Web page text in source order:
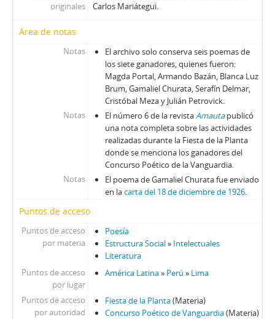
originales
Carlos Mariátegui.
Área de notas
Notas
El archivo solo conserva seis poemas de
los siete ganadores, quienes fueron:
Magda Portal, Armando Bazán, Blanca Luz
Brum, Gamaliel Churata, Serafín Delmar,
Cristóbal Meza y Julián Petrovick.
Notas
El número 6 de la revistaAmautapublicó
una nota completa sobre las actividades
realizadas durante la Fiesta de la Planta
donde se menciona los ganadores del
Concurso Poético de la Vanguardia.
Notas
El poema de Gamaliel Churata fue enviado
en lacarta del 18 de diciembre de 1926.
Puntos de acceso
Puntos de acceso
por materia
Poesía
Estructura Social» Intelectuales
Literatura
Puntos de acceso
por lugar
América Latina» Perú » Lima
Puntos de acceso
por autoridad
Fiesta de la Planta(Materia)
Concurso Poético de Vanguardia(Materia)